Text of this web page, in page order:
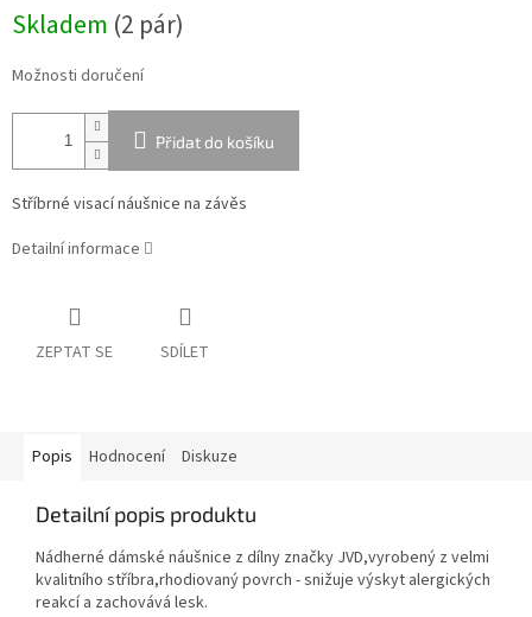
cena:
Skladem (2 pár)
Možnosti doručení
Přidat do košíku
Stříbrné visací náušnice na závěs
Detailní informace
ZEPTAT SE SDÍLET
Popis Hodnocení Diskuze
Detailní popis produktu
Nádherné dámské náušnice z dílny značky JVD,vyrobený z velmi
kvalitního stříbra,rhodiovaný povrch - snižuje výskyt alergických
reakcí a zachovává lesk.